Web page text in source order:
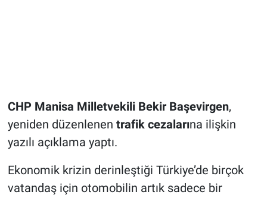
CHP Manisa Milletvekili Bekir Başevirgen,
yeniden düzenlenen trafik cezalarına ilişkin
yazılı açıklama yaptı.
Ekonomik krizin derinleştiği Türkiye’de birçok
vatandaş için otomobilin artık sadece bir